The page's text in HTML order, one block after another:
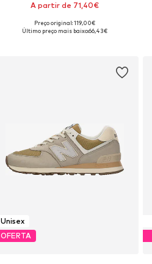
A partir de 71,40€
+19
Disponível em vários tamanhos
Preço original: 119,00€
Último preço mais baixo:66,43€
Unisex
OFERTA